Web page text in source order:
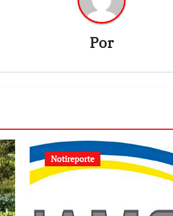
Por
Notireporte